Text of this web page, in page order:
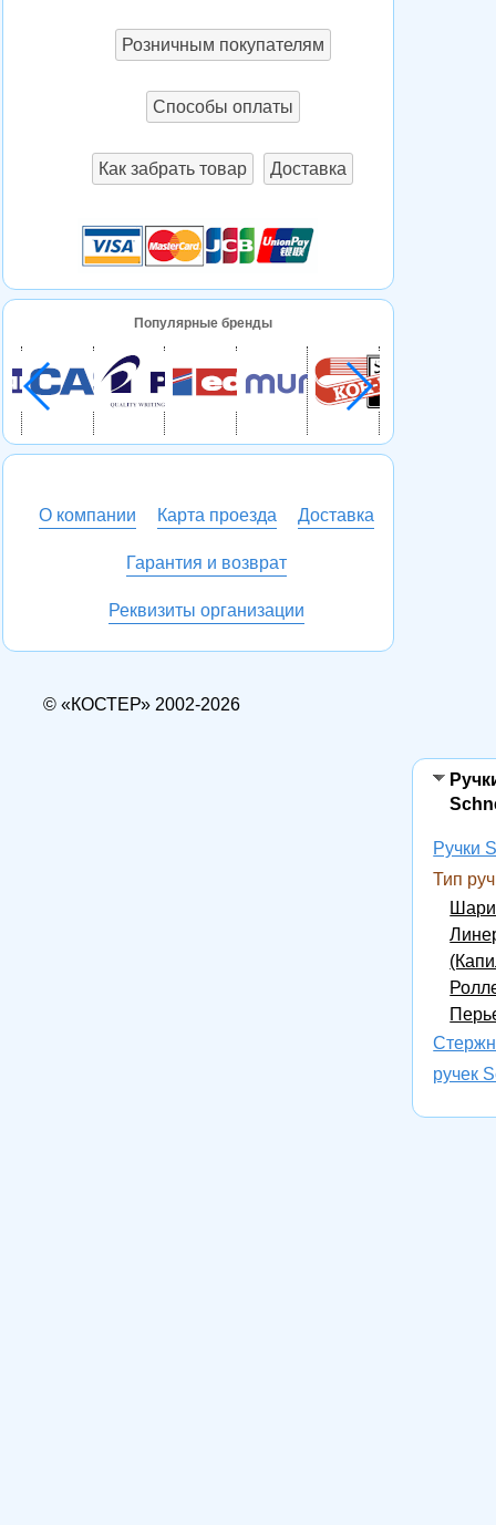
Ручки
Тип
ручек
Розничным покупателям
Способы оплаты
Как забрать товар Доставка
Популярные бренды
О компании Карта проезда Доставка
Гарантия и возврат
Реквизиты организации
© «КОСТЕР» 2002-2026